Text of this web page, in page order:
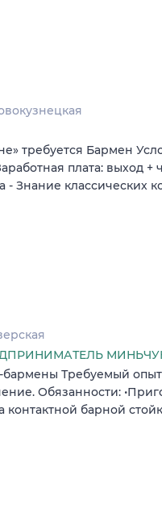
требуется Бармен
плата: выход +
- Знание классических
Требуемый опыт
Обязанности:
контактной барной